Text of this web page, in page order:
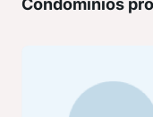
Condomínios